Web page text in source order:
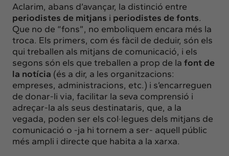
Aclarim, abans d’avançar, la distinció entre
periodistes de mitjans i periodistes de fonts.
Que no de “fons”, no emboliquem encara més la
troca. Els primers, com és fàcil de deduir, són els
qui treballen als mitjans de comunicació, i els
segons són els que treballen a prop de la font de
la notícia (és a dir, a les organitzacions:
empreses, administracions, etc.) i s’encarreguen
de donar-li via, facilitar la seva comprensió i
adreçar-la als seus destinataris, que, a la
vegada, poden ser els col·legues dels mitjans de
comunicació o -ja hi tornem a ser- aquell públic
més ampli i directe que habita a la xarxa.